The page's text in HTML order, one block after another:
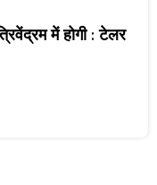
में होगी : टेलर